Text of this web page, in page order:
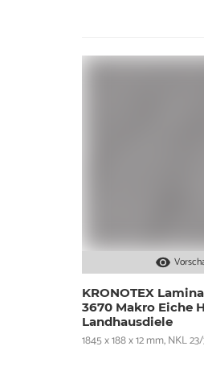
KRONOTEX
3670 Makro Eiche
Landhausdiele
1845 x 188 x 12 mm, NKL